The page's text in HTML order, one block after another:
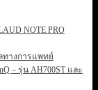
NOTE PRO
ทางการแพทย์
– รุ่น AH700ST และ